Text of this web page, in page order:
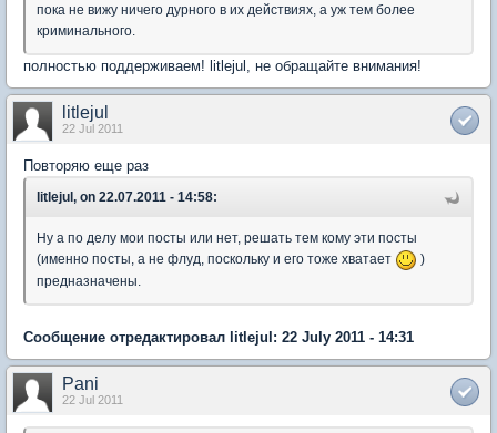
пока не вижу ничего дурного в их действиях, а уж тем более
криминального.
полностью поддерживаем! litlejul, не обращайте внимания!
litlejul
22 Jul 2011
Повторяю еще раз
litlejul, on 22.07.2011 - 14:58:
Ну а по делу мои посты или нет, решать тем кому эти посты
(именно посты, а не флуд, поскольку и его тоже хватает
)
предназначены.
Сообщение отредактировал litlejul: 22 July 2011 - 14:31
Pani
22 Jul 2011